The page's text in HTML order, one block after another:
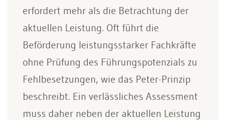
erfordert mehr als die Betrachtung der
aktuellen Leistung. Oft führt die
Beförderung leistungsstarker Fachkräfte
ohne Prüfung des Führungspotenzials zu
Fehlbesetzungen, wie das Peter-Prinzip
beschreibt. Ein verlässliches Assessment
muss daher neben der aktuellen Leistung